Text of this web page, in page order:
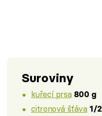
Suroviny
kuřecí prsa 800 g
citronová šťáva 1/2